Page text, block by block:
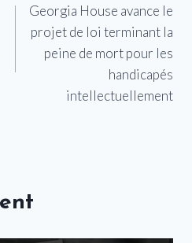
Georgia House avance le
projet de loi terminant la
peine de mort pour les
handicapés
intellectuellement